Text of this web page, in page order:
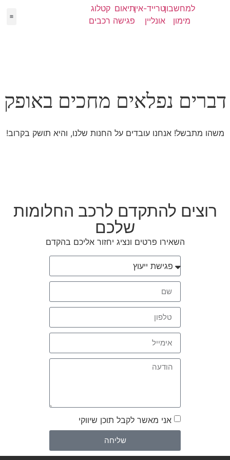
למחשבון
מימון
טרייד-אין
אונליין
תיאום
פגישה
קטלוג
רכבים
דברים נפלאים מחכים באופק
משהו מתבשל! אנחנו עובדים על החנות שלנו, והיא תושק בקרוב!
רוצים להתקדם לרכב החלומות
שלכם
השאירו פרטים ונציג יחזור אליכם בהקדם
אני מאשר לקבל תוכן שיווקי
שליחה